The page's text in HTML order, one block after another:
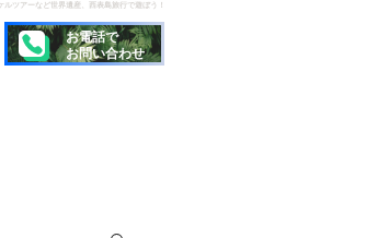
ツアーなど世界遺産、西表島旅行で遊ぼう！
お電話で
お問い合わせ